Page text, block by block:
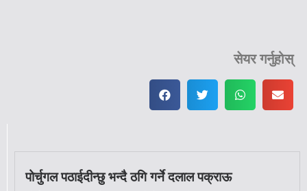
सेयर गर्नुहोस्
पोर्चुगल पठाईदीन्छु भन्दै ठगि गर्ने दलाल पक्राऊ